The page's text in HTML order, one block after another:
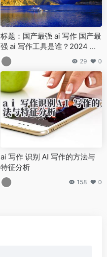
标题：国产最强 ai 写作 国产最
强 ai 写作工具是谁？2024 年
度测评结果
29 0
ai 写作 识别 AI 写作的方法与
特征分析
158 0